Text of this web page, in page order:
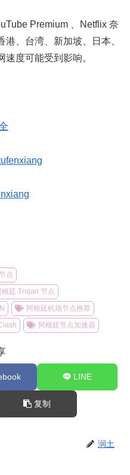
Premium 、Netflix 奈
、台湾、新加坡、日本、
度可能受到影响。
点
根廷 Trojan 节点
阿根廷机场节点推荐
阿根廷节点加速器
LINE
复制
润土